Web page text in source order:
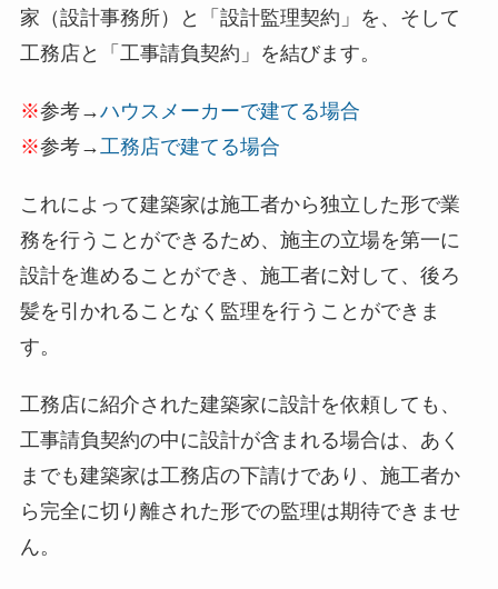
家（設計事務所）と「設計監理契約」を、そして
工務店と「工事請負契約」を結びます。
※参考→ハウスメーカーで建てる場合
※参考→ 工務店で建てる場合
これによって建築家は施工者から独立した形で業
務を行うことができるため、施主の立場を第一に
設計を進めることができ、施工者に対して、後ろ
髪を引かれることなく監理を行うことができま
す。
工務店に紹介された建築家に設計を依頼しても、
工事請負契約の中に設計が含まれる場合は、あく
までも建築家は工務店の下請けであり、施工者か
ら完全に切り離された形での監理は期待できませ
ん。